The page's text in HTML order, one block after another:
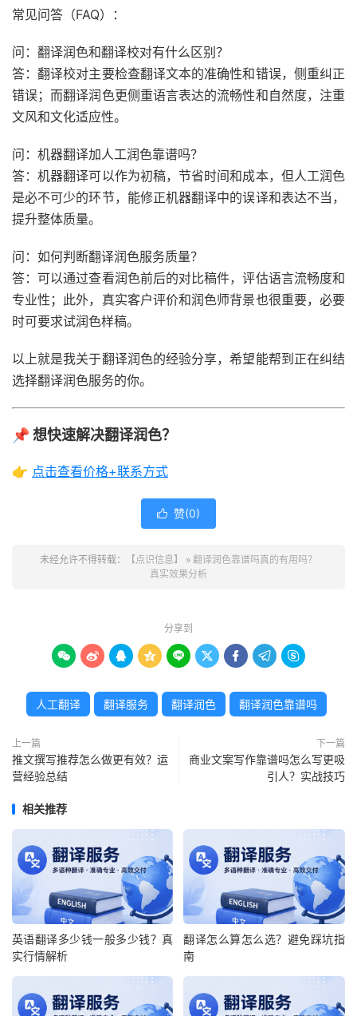
常见问答（FAQ）：
问：翻译润色和翻译校对有什么区别？
答：翻译校对主要检查翻译文本的准确性和错误，侧重纠正
错误；而翻译润色更侧重语言表达的流畅性和自然度，注重
文风和文化适应性。
问：机器翻译加人工润色靠谱吗？
答：机器翻译可以作为初稿，节省时间和成本，但人工润色
是必不可少的环节，能修正机器翻译中的误译和表达不当，
提升整体质量。
问：如何判断翻译润色服务质量？
答：可以通过查看润色前后的对比稿件，评估语言流畅度和
专业性；此外，真实客户评价和润色师背景也很重要，必要
时可要求试润色样稿。
以上就是我关于翻译润色的经验分享，希望能帮到正在纠结
选择翻译润色服务的你。
📌 想快速解决翻译润色？
👉 点击查看价格+联系方式
 赞(0)
未经允许不得转载： 【点识信息】 » 翻译润色靠谱吗真的有用吗？
真实效果分析
分享到
        
人工翻译 翻译服务 翻译润色 翻译润色靠谱吗
上一篇
推文撰写推荐怎么做更有效？运
营经验总结
下一篇
商业文案写作靠谱吗怎么写更吸
引人？实战技巧
相关推荐
英语翻译多少钱一般多少钱？真
实行情解析
翻译怎么算怎么选？避免踩坑指
南